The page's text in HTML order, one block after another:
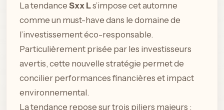
La tendance Sxx Ls’impose cet automne
comme un must-have dans le domaine de
l’investissement éco-responsable.
Particulièrement prisée par les investisseurs
avertis, cette nouvelle stratégie permet de
concilier performances financières et impact
environnemental.
La tendance repose sur trois piliers majeurs :